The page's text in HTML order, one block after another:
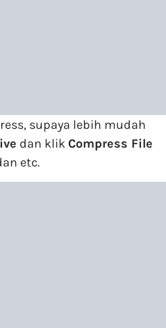
supaya lebih mudah
dan klikCompress File
etc.